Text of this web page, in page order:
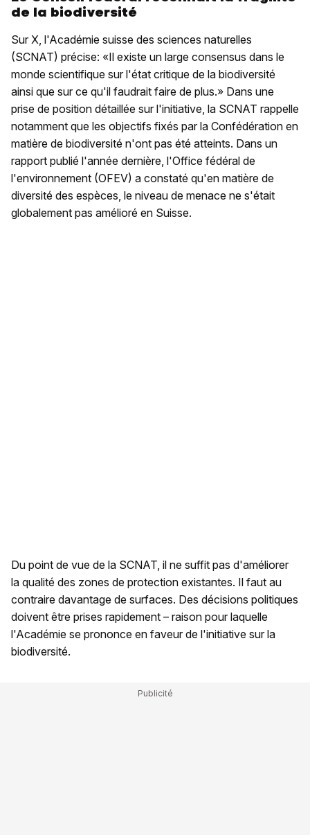
de la biodiversité
Sur X, l'Académie suisse des sciences naturelles
(SCNAT) précise: «Il existe un large consensus dans le
monde scientifique sur l'état critique de la biodiversité
ainsi que sur ce qu'il faudrait faire de plus.» Dans une
prise de position détaillée sur l'initiative, la SCNAT rappelle
notamment que les objectifs fixés par la Confédération en
matière de biodiversité n'ont pas été atteints. Dans un
rapport publié l'année dernière, l'Office fédéral de
l'environnement (OFEV) a constaté qu'en matière de
diversité des espèces, le niveau de menace ne s'était
globalement pas amélioré en Suisse.
Du point de vue de la SCNAT, il ne suffit pas d'améliorer
la qualité des zones de protection existantes. Il faut au
contraire davantage de surfaces. Des décisions politiques
doivent être prises rapidement – raison pour laquelle
l'Académie se prononce en faveur de l'initiative sur la
biodiversité.